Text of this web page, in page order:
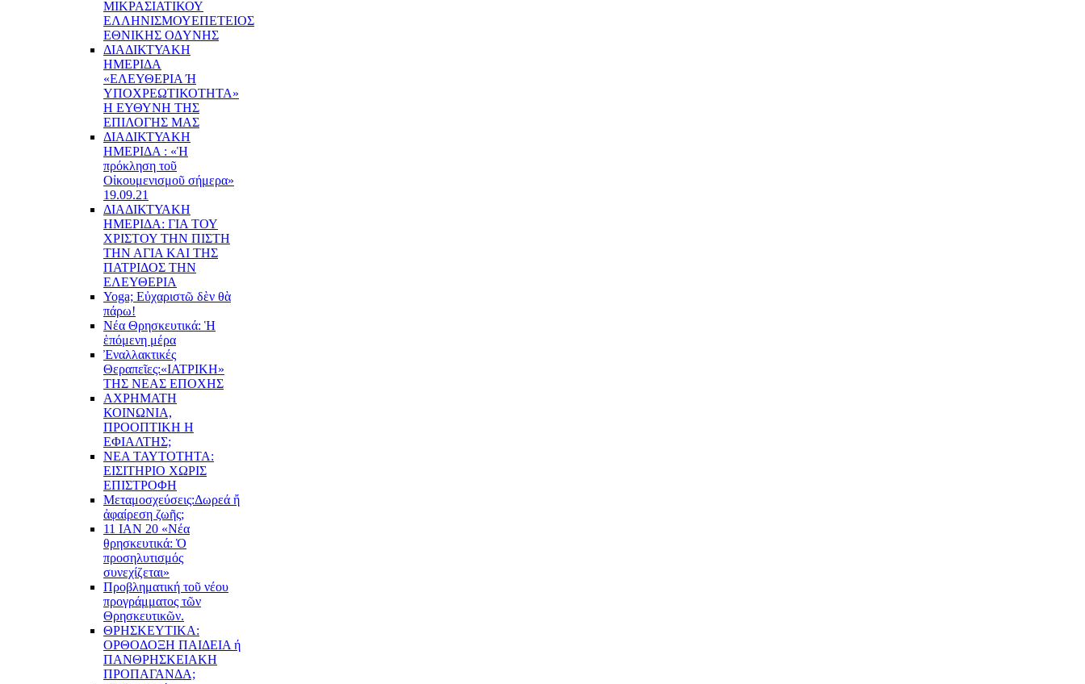
ΜΙΚΡΑΣΙΑΤΙΚΟΥ
EΛΛΗΝΙΣΜΟΥEΠEΤΕΙΟΣ
EΘΝΙΚHΣ O∆YΝΗΣ
ΔΙΑΔΙΚΤΥΑΚΗ
ΗΜΕΡΙΔΑ
«EΛΕΥΘΕΡΙΑ Ή
YΠΟΧΡΕΩΤΙΚΟΤΗΤΑ»
Η ΕΥΘΥΝΗ ΤΗΣ
EΠΙΛΟΓΗΣ ΜΑΣ
ΔΙΑΔΙΚΤΥΑΚΗ
ΗΜΕΡΙΔΑ : «Ἡ
πρόκληση τοῦ
Οἰκουμενισμοῦ σήμερα»
19.09.21
ΔΙΑΔΙΚΤΥΑΚΗ
ΗΜΕΡΙΔΑ: ΓΙΑ ΤΟΥ
ΧΡΙΣΤΟΥ ΤΗΝ ΠΙΣΤΗ
ΤΗΝ ΑΓΙΑ ΚΑΙ ΤΗΣ
ΠΑΤΡΙΔΟΣ ΤΗΝ
ΕΛΕΥΘΕΡΙΑ
Yoga; Εὐχαριστῶ δὲν θὰ
πάρω!
Νέα Θρησκευτικά: Ἡ
ἑπόμενη μέρα
Ἐναλλακτικές
Θεραπεῖες:«ΙΑΤΡΙΚΗ»
ΤΗΣ ΝΕΑΣ ΕΠΟΧΗΣ
ΑΧΡΗΜΑΤΗ
ΚΟΙΝΩΝΙΑ,
ΠΡΟΟΠΤΙΚΗ Η
ΕΦΙΑΛΤΗΣ;
ΝΕΑ ΤΑΥΤΟΤΗΤΑ:
ΕΙΣΙΤΗΡΙΟ ΧΩΡΙΣ
ΕΠΙΣΤΡΟΦΗ
Μεταμοσχεύσεις:Δωρεά ἤ
ἀφαίρεση ζωῆς;
11 ΙΑΝ 20 «Νέα
θρησκευτικά: Ὁ
προσηλυτισμός
συνεχίζεται»
Προβληματική τοῦ νέου
προγράμματος τῶν
Θρησκευτικῶν.
ΘΡΗΣΚΕΥΤΙΚΑ:
ΟΡΘΟΔΟΞΗ ΠΑΙΔΕΙΑ ή
ΠΑΝΘΡΗΣΚΕΙΑΚΗ
ΠΡΟΠΑΓΑΝΔΑ;